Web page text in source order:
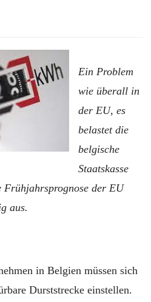
Ein Problem
wie überall in
der EU, es
belastet die
belgische
Staatskasse
der EU
aus.
in Belgien müssen sich
Durststrecke einstellen.